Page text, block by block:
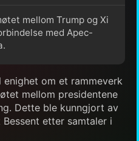
mellom Trump og Xi
med Apec-
om et rammeverk
mellom presidentene
Dette ble kunngjort av
etter samtaler i